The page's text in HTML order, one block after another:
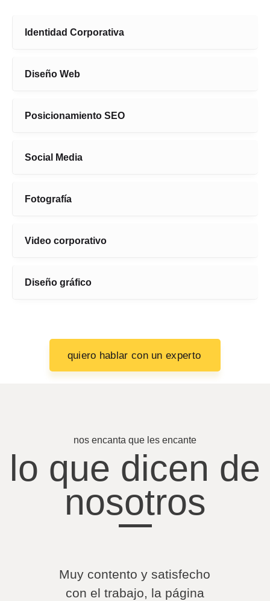
Identidad Corporativa
Diseño Web
Posicionamiento SEO
Social Media
Fotografía
Video corporativo
Diseño gráfico
quiero hablar con un experto
nos encanta que les encante
lo que dicen de
nosotros
Muy contento y satisfecho
con el trabajo, la página